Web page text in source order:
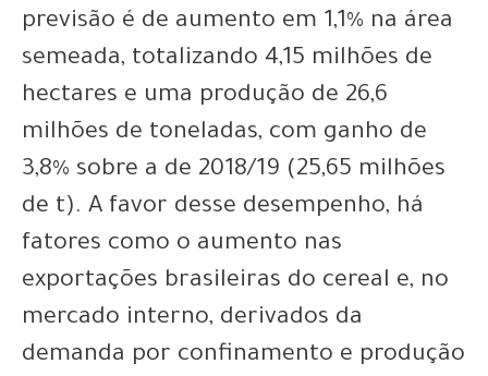
previsão é de aumento em 1,1% na área
semeada, totalizando 4,15 milhões de
hectares e uma produção de 26,6
milhões de toneladas, com ganho de
3,8% sobre a de 2018/19 (25,65 milhões
de t). A favor desse desempenho, há
fatores como o aumento nas
exportações brasileiras do cereal e, no
mercado interno, derivados da
demanda por confinamento e produção